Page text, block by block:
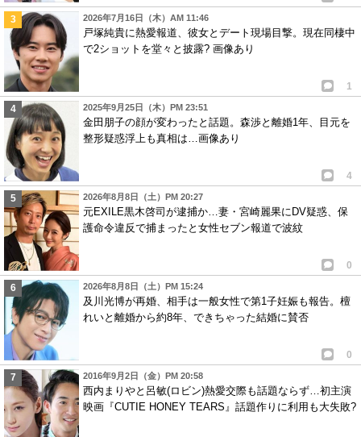
2026年7月16日（木）AM 11:46
戸塚純貴に熱愛報道、彼女とデート現場目撃。現在同棲中
で2ショットを堂々と披露? 画像あり
1
2025年9月25日（木）PM 23:51
金田朋子の顔が変わったと話題。森渉と離婚1年、目元を
整形疑惑浮上も真相は…画像あり
4
2026年8月8日（土）PM 20:27
元EXILE黒木啓司が逮捕か…妻・宮崎麗果にDV疑惑、保
護命令違反で捕まったと女性セブン報道で波紋
0
2026年8月8日（土）PM 15:24
及川光博が再婚、相手は一般女性で第1子妊娠も報告。檀
れいと離婚から約8年、できちゃった結婚に賛否
0
2016年9月2日（金）PM 20:58
西内まりやと呂敏(ロビン)熱愛交際も話題ならず…初主演
映画『CUTIE HONEY TEARS』話題作りに利用も大失敗?